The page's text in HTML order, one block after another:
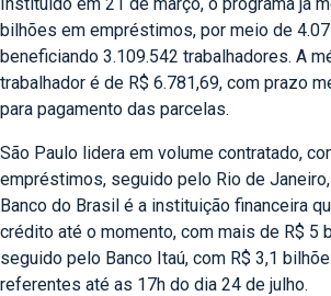
bilhões em empréstimos, por meio de
beneficiando 3.109.542 trabalhadores. A
trabalhador é de R$ 6.781,69, com prazo
para pagamento das parcelas.
São Paulo lidera em volume contratado,
empréstimos, seguido pelo Rio de
Banco do Brasil é a instituição financeira
crédito até o momento, com mais de R$ 5
seguido pelo Banco Itaú, com R$ 3,1
referentes até as 17h do dia 24 de julho.